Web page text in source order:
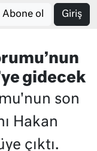
Abone ol Giriş
gidecek
son
Hakan
çıktı.